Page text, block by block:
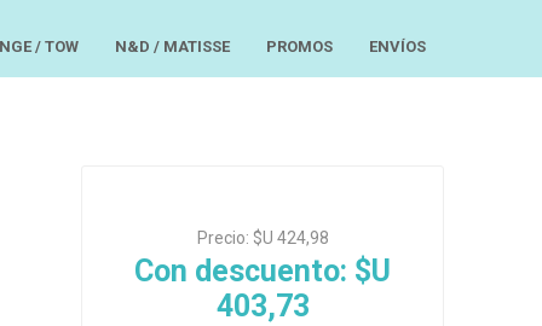
Brain Plus
TOW - Taste of
the Wild
Monge
Ropa
/ TOW N&D / MATISSE PROMOS ENVÍOS
Precio: $U 424,98
Con descuento: $U
403,73